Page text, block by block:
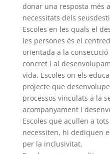
donar una resposta més
necessitats dels
Escoles en les quals el
les persones és el
orientada a la
concret i al
vida. Escoles on els
projecte que
processos vinculats a la
acompanyament i
Escoles que acullen a
necessiten, hi dediquen
per la inclusivitat.